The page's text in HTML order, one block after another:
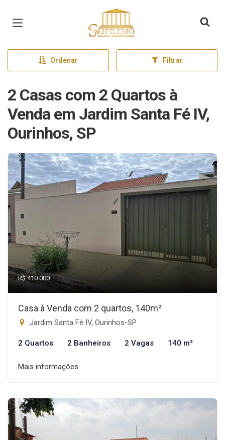
Página inicial
Ordenar Filtrar
2 Casas com 2 Quartos à
Venda em Jardim Santa Fé IV,
Ourinhos, SP
R$ 410.000
Casa à Venda com 2 quartos, 140m²
Jardim Santa Fé IV, Ourinhos-SP
2 Quartos 2 Banheiros 2 Vagas 140 m²
Mais informações